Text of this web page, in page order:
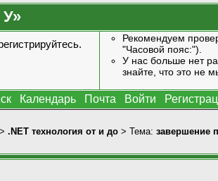
.
Рекомендуем
"Часовой пояс:").
У нас больше нет
знайте, что это не
Календарь Почта Войти
> .NET технология от и до > Тема: завершение